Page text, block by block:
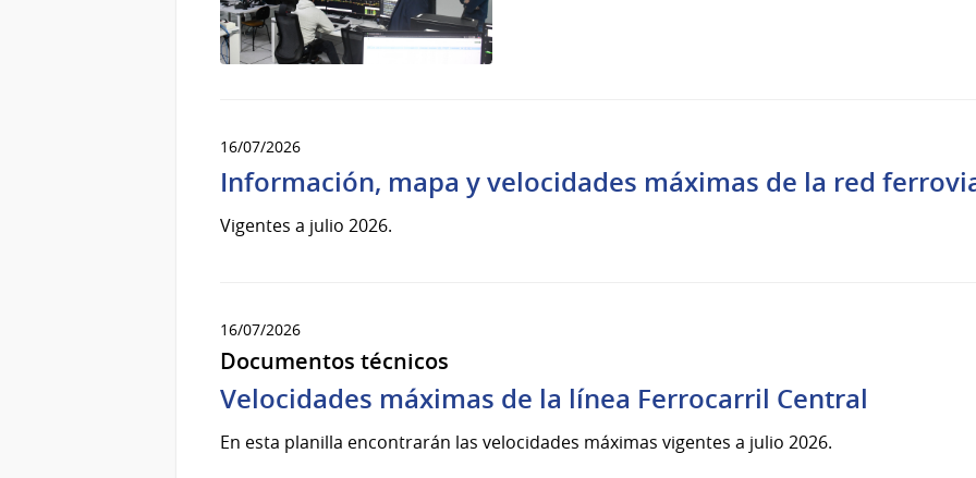
16/07/2026
Información, mapa y velocidades máximas de la red
Vigentes a julio 2026.
16/07/2026
Documentos técnicos
Velocidades máximas de la línea Ferrocarril Central
En esta planilla encontrarán las velocidades máximas vigentes a julio 2026.